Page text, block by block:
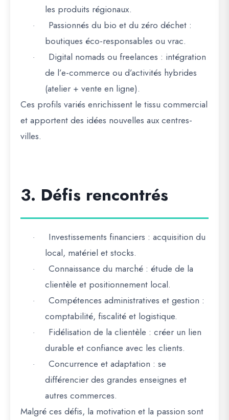
les produits régionaux.
· Passionnés du bio et du zéro déchet :
boutiques éco-responsables ou vrac.
· Digital nomads ou freelances : intégration
de l’e-commerce ou d’activités hybrides
(atelier + vente en ligne).
Ces profils variés enrichissent le tissu commercial
et apportent des idées nouvelles aux centres-
villes.
3. Défis rencontrés
· Investissements financiers : acquisition du
local, matériel et stocks.
· Connaissance du marché : étude de la
clientèle et positionnement local.
· Compétences administratives et gestion :
comptabilité, fiscalité et logistique.
· Fidélisation de la clientèle : créer un lien
durable et confiance avec les clients.
· Concurrence et adaptation : se
différencier des grandes enseignes et
autres commerces.
Malgré ces défis, la motivation et la passion sont